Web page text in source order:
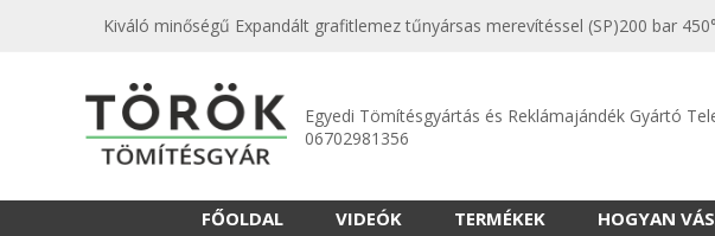
Kiváló minőségű Expandált grafitlemez tűnyársas merevítéssel (SP)200 bar
Egyedi Tömítésgyártás és Reklámajándék Gyártó
06702981356
FŐOLDAL VIDEÓK TERMÉKEK HOGYAN